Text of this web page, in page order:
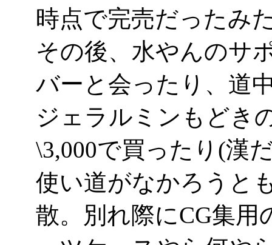
時点で完売だったみ
その後、水やんのサ
バーと会ったり、道
ジェラルミンもどき
\3,000で買ったり(漢
使い道がなかろうと
散。別れ際にCG集用